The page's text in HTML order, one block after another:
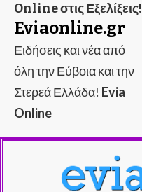
Online στις Εξελίξεις!
Eviaonline.gr
Ειδήσεις και νέα από
όλη την Εύβοια και την
Στερεά Ελλάδα! Evia
Online